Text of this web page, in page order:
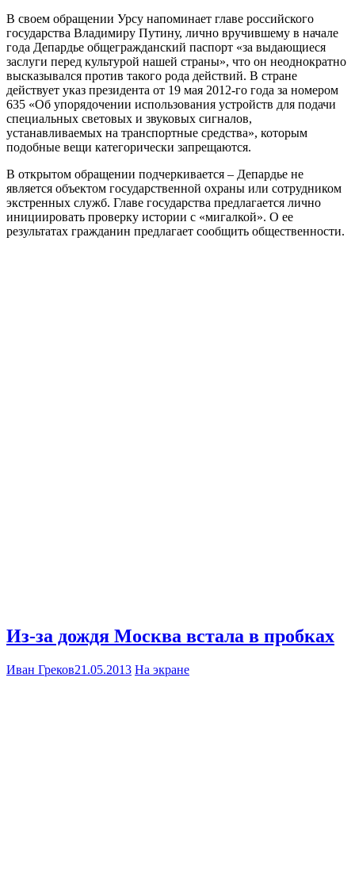
В своем обращении Урсу напоминает главе российского
государства Владимиру Путину, лично вручившему в начале
года Депардье общегражданский паспорт «за выдающиеся
заслуги перед культурой нашей страны», что он неоднократно
высказывался против такого рода действий. В стране
действует указ президента от 19 мая 2012-го года за номером
635 «Об упорядочении использования устройств для подачи
специальных световых и звуковых сигналов,
устанавливаемых на транспортные средства», которым
подобные вещи категорически запрещаются.
В открытом обращении подчеркивается – Депардье не
является объектом государственной охраны или сотрудником
экстренных служб. Главе государства предлагается лично
инициировать проверку истории с «мигалкой». О ее
результатах гражданин предлагает сообщить общественности.
Из-за дождя Москва встала в пробках
Иван Греков21.05.2013 На экране